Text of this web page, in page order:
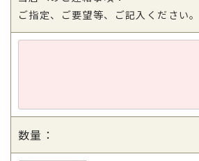
ご指定、ご要望等、ご記入ください。
数量：